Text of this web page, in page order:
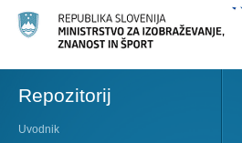
Repozitorij
Uvodnik